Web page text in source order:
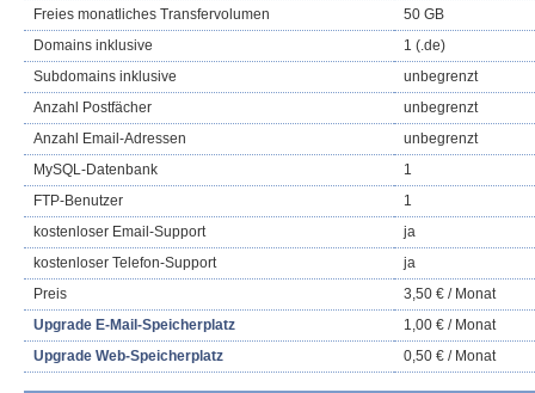
Freies monatliches Transfervolumen
50 GB
Domains inklusive
1 (.de)
Subdomains inklusive
unbegrenzt
Anzahl Postfächer
unbegrenzt
Anzahl Email-Adressen
unbegrenzt
MySQL-Datenbank
1
FTP-Benutzer
1
kostenloser Email-Support
ja
kostenloser Telefon-Support
ja
Preis
3,50 € / Monat
Upgrade E-Mail-Speicherplatz
1,00 € / Monat
Upgrade Web-Speicherplatz
0,50 € / Monat